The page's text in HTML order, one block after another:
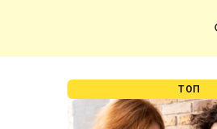
ТОП